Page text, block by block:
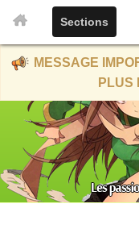
Sections
MESSAGE
PLUS